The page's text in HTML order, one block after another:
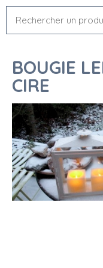
BOUGIE
CIRE